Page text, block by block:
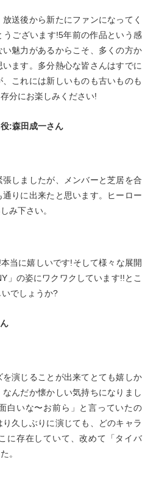
送後から新たにファンになってく
ございます!5年前の作品という感
魅力があるからこそ、多くの方か
ます。多分熱心な皆さんはすでに
これには新しいものも古いものも
分にお楽しみください!
:森田成一さん
しましたが、メンバーと芝居を合
りに出来たと思います。ヒーロー
み下さい。
当に嬉しいです!そして様々な展開
」の姿にワクワクしています!!とこ
でしょうか?
演じることが出来てとても嬉しか
んだか懐かしい気持ちになりまし
白いな〜お前ら」と言っていたの
久しぶりに演じても、どのキャラ
に存在していて、改めて「タイバ
。